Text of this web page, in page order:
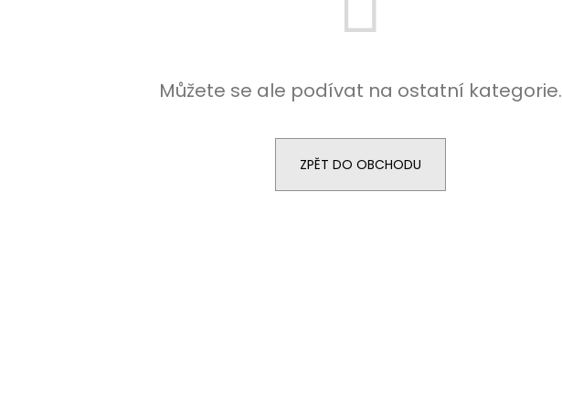
Můžete se ale podívat na ostatní kategorie.
ZPĚT DO OBCHODU
PESTRÉ PRUHY + VŠITÉ KRAŤASY